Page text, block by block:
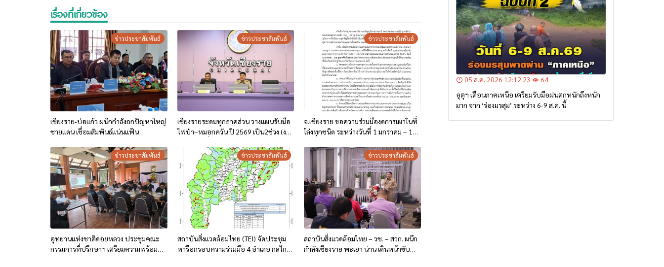
เรื่องที่เกี่ยวข้อง
ข่าวประชาสัมพันธ์
เชียงราย-บ่อแก้ว ผนึกกำลังถกปัญหาใหญ่
ชายแดน เชื่อมสัมพันธ์แน่นแฟ้น
ข่าวประชาสัมพันธ์
เชียงรายระดมทุกภาคส่วน วางแผนรับมือ
ไฟป่า–หมอกควัน ปี 2569 เป็น2ช่วง (งด
ข่าวประชาสัมพันธ์
จ.เชียงราย ขอความร่วมมืองดการเผาในที่
โล่งทุกชนิด ระหว่างวันที่ 1 มกราคม – 13
ข่าวประชาสัมพันธ์
อุทยานแห่งชาติดอยหลวง ประชุมคณะ
กรรมการที่ปรึกษาฯ เตรียมความพร้อม
ข่าวประชาสัมพันธ์
สถาบันสิ่งแวดล้อมไทย (TEI) จัดประชุม
หารือกรอบความร่วมมือ 4 อำเภอ กลไก
ข่าวประชาสัมพันธ์
สถาบันสิ่งแวดล้อมไทย – วช. – สวก. ผนึก
กำลังเชียงราย พะเยา น่าน เดินหน้าขับ
05 ส.ค. 2026 12:12:23
64
อุตุฯ เตือนภาคเหนือ เตรียมรับมือฝนตกหนักถึงหนัก
มาก จาก ‘ร่องมรสุม’ ระหว่าง 6-9 ส.ค. นี้